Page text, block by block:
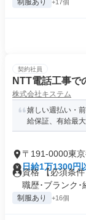
制服あり +17個
契約社員
NTT電話工事で
株式会社キステム
嬉しい週払い・
給保証、有給最
〒191-0000東
日給1万1300円
資格 【必須条
職歴･ブランク･
制服あり +16個